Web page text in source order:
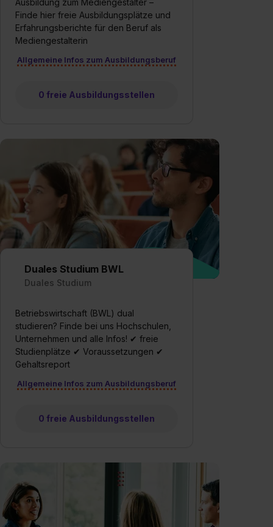
Finde hier freie Ausbildungsplätze und
Erfahrungsberichte für den Beruf als
Mediengestalterin
Allgemeine Infos zum Ausbildungsberuf
0 freie Ausbildungsstellen
Duales Studium BWL
Duales Studium
Betriebswirtschaft (BWL) dual
studieren? Finde bei uns Hochschulen,
Unternehmen und alle Infos! ✔ freie
Studienplätze ✔ Voraussetzungen ✔
Gehaltsreport
Allgemeine Infos zum Ausbildungsberuf
0 freie Ausbildungsstellen